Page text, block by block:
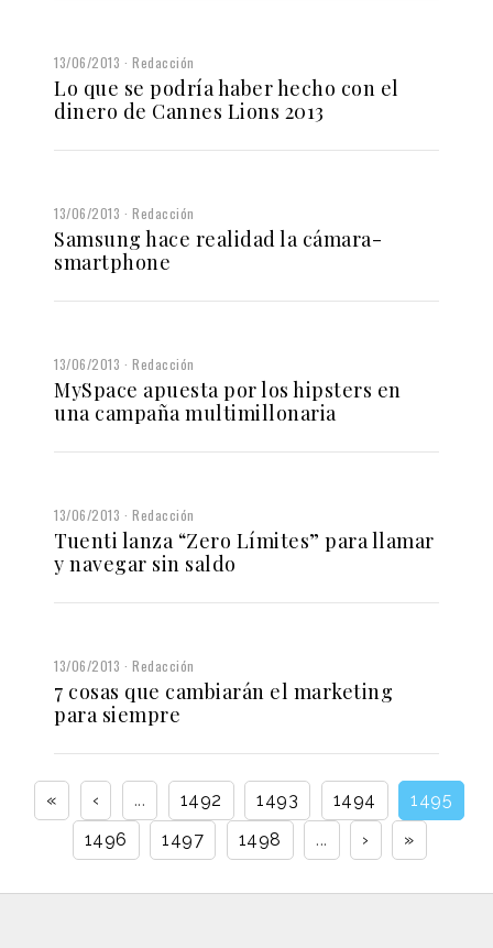
13/06/2013 Redacción
Lo que se podría haber hecho con el
dinero de Cannes Lions 2013
13/06/2013 Redacción
Samsung hace realidad la cámara-
smartphone
13/06/2013 Redacción
MySpace apuesta por los hipsters en
una campaña multimillonaria
13/06/2013 Redacción
Tuenti lanza “Zero Límites” para llamar
y navegar sin saldo
13/06/2013 Redacción
7 cosas que cambiarán el marketing
para siempre
« ‹ ... 1492 1493 1494
1495
1496
1497 1498 ... › »